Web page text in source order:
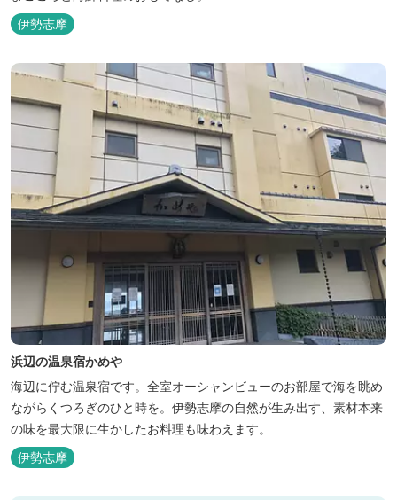
伊勢志摩
浜辺の温泉宿かめや
海辺に佇む温泉宿です。全室オーシャンビューのお部屋で海を眺め
ながらくつろぎのひと時を。伊勢志摩の自然が生み出す、素材本来
の味を最大限に生かしたお料理も味わえます。
伊勢志摩